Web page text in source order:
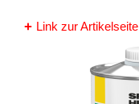
Link zur Artikelseite